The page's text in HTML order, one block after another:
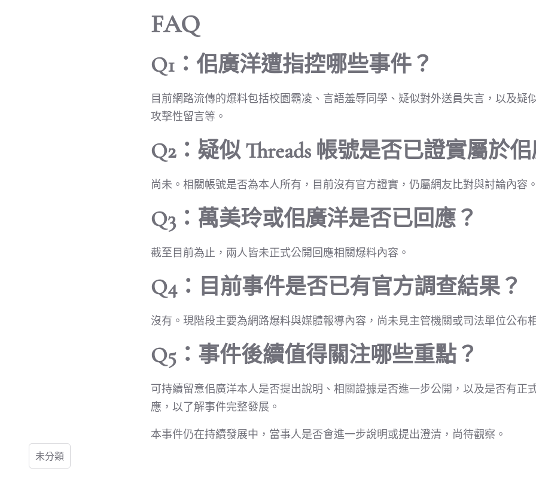
FAQ
Q1：佀廣洋遭指控哪些事件？
目前網路流傳的爆料包括校園霸凌、言語羞辱同學、疑似對外送員失言，以及疑
攻擊性留言等。
Q2：疑似 Threads 帳號是否已證實屬於佀
尚未。相關帳號是否為本人所有，目前沒有官方證實，仍屬網友比對與討論內容。
Q3：萬美玲或佀廣洋是否已回應？
截至目前為止，兩人皆未正式公開回應相關爆料內容。
Q4：目前事件是否已有官方調查結果？
沒有。現階段主要為網路爆料與媒體報導內容，尚未見主管機關或司法單位公布
Q5：事件後續值得關注哪些重點？
可持續留意佀廣洋本人是否提出說明、相關證據是否進一步公開，以及是否有正
應，以了解事件完整發展。
本事件仍在持續發展中，當事人是否會進一步說明或提出澄清，尚待觀察。
未分類